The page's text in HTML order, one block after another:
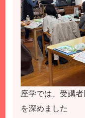
座学では、受講
を深めました